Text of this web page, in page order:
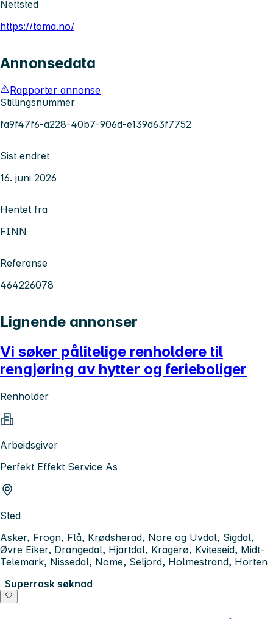
Nettsted
https://toma.no/
Annonsedata
Rapporter annonse
Stillingsnummer
fa9f47f6-a228-40b7-906d-e139d63f7752
Sist endret
16. juni 2026
Hentet fra
FINN
Referanse
464226078
Lignende annonser
Vi søker pålitelige renholdere til
rengjøring av hytter og ferieboliger
Renholder
Arbeidsgiver
Perfekt Effekt Service As
Sted
Asker, Frogn, Flå, Krødsherad, Nore og Uvdal, Sigdal,
Øvre Eiker, Drangedal, Hjartdal, Kragerø, Kviteseid, Midt-
Telemark, Nissedal, Nome, Seljord, Holmestrand, Horten
Superrask søknad